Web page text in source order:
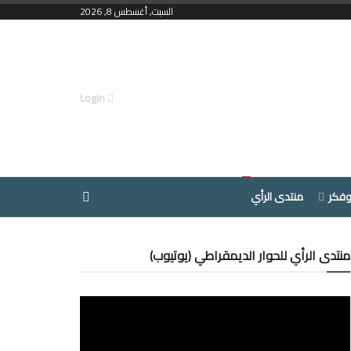
السبت, أغسطس 8, 2026
منتدى الرأي
منتدى الرأي للحوار الديمقراطي (يوتيوب)